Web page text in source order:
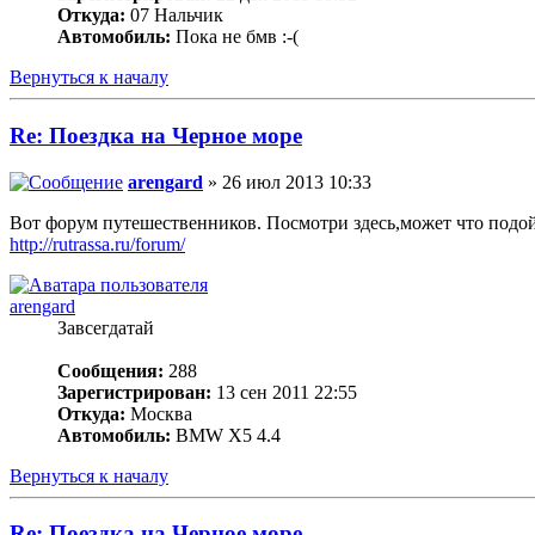
Откуда: 07 Нальчик
Автомобиль: Пока не бмв :-(
Вернуться к началу
Re: Поездка на Черное море
arengard » 26 июл 2013 10:33
Вот форум путешественников. Посмотри здесь,может что
http://rutrassa.ru/forum/
arengard
Завсегдатай
Сообщения: 288
Зарегистрирован: 13 сен 2011 22:55
Откуда: Москва
Автомобиль: BMW X5 4.4
Вернуться к началу